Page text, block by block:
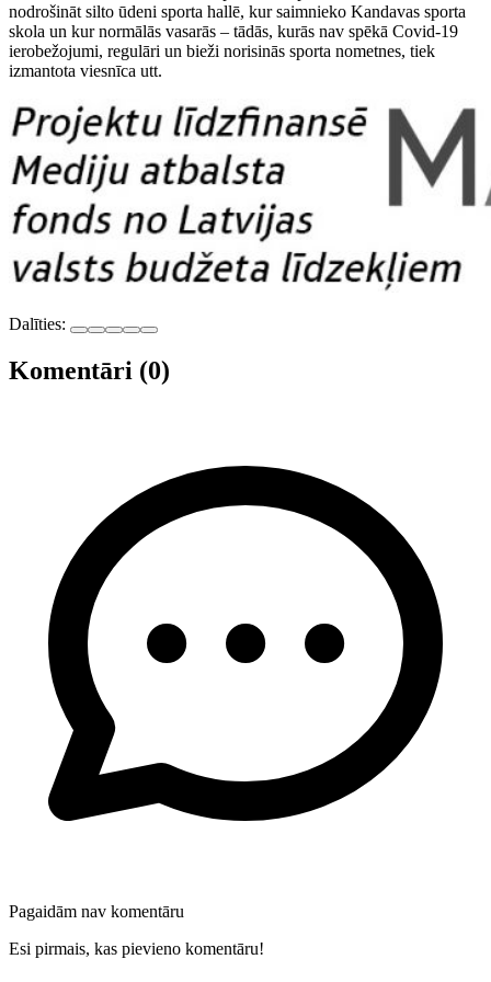
nodrošināt silto ūdeni sporta hallē, kur saimnieko Kandavas sporta
skola un kur normālās vasarās – tādās, kurās nav spēkā Covid-19
ierobežojumi, regulāri un bieži norisinās sporta nometnes, tiek
izmantota viesnīca utt.
Dalīties:
Komentāri (0)
Pagaidām nav komentāru
Esi pirmais, kas pievieno komentāru!